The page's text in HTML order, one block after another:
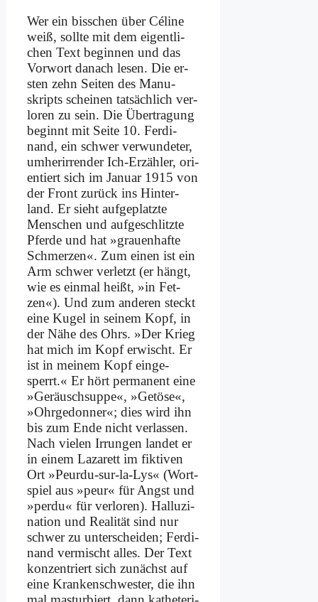
Wer ein biss­chen über Cé­li­ne
weiß, soll­te mit dem ei­gent­li­
chen Text be­gin­nen und das
Vor­wort da­nach le­sen. Die er­
sten zehn Sei­ten des Ma­nu­
skripts schei­nen tat­säch­lich ver­
lo­ren zu sein. Die Über­tra­gung
be­ginnt mit Sei­te 10. Fer­di­
nand, ein schwer ver­wun­de­ter,
um­her­ir­ren­der Ich-Er­zäh­ler, ori­
en­tiert sich im Ja­nu­ar 1915 von
der Front zu­rück ins Hin­ter­
land. Er sieht auf­ge­platz­te
Men­schen und auf­ge­schlitz­te
Pfer­de und hat »grau­en­haf­te
Schmer­zen«. Zum ei­nen ist ein
Arm schwer ver­letzt (er hängt,
wie es ein­mal heißt, »in Fet­
zen«). Und zum an­de­ren steckt
ei­ne Ku­gel in sei­nem Kopf, in
der Nä­he des Ohrs. »Der Krieg
hat mich im Kopf er­wischt. Er
ist in mei­nem Kopf ein­ge­
sperrt.« Er hört per­ma­nent ei­ne
»Ge­räusch­sup­pe«, »Ge­tö­se«,
»Ohr­ge­don­ner«; dies wird ihn
bis zum En­de nicht ver­las­sen.
Nach vie­len Ir­run­gen lan­det er
in ei­nem La­za­rett im fik­ti­ven
Ort »Peur­du-sur-la-Lys« (Wort­
spiel aus »peur« für Angst und
»per­du« für ver­lo­ren). Hal­lu­zi­
na­ti­on und Rea­li­tät sind nur
schwer zu un­ter­schei­den; Fer­di­
nand ver­mischt al­les. Der Text
kon­zen­triert sich zu­nächst auf
ei­ne Kran­ken­schwe­ster, die ihn